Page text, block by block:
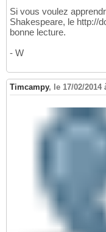
Si vous voulez
Shakespeare, le http://
bonne lecture.
- W
Timcampy, le 17/02/2014